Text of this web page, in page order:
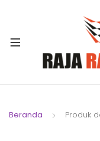
Beranda Produk